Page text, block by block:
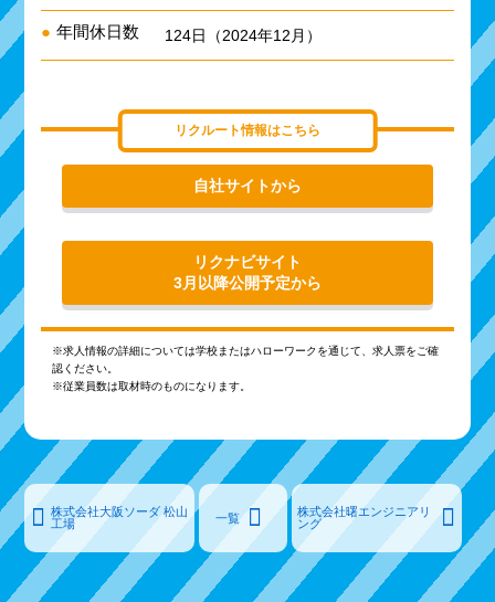
● 年間休日数 124日（2024年12月）
リクルート情報はこちら
自社サイトから
リクナビサイト
3月以降公開予定から
※求人情報の詳細については学校またはハローワークを通じて、求人票をご確
認ください。
※従業員数は取材時のものになります。
株式会社大阪ソーダ 松山
工場
一覧
株式会社曙エンジニアリ
ング